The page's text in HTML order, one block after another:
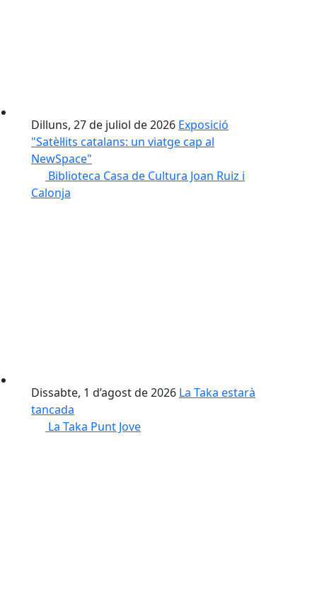
Dilluns, 27 de juliol de 2026 Exposició
"Satèl·lits catalans: un viatge cap al
NewSpace"
Biblioteca Casa de Cultura Joan Ruiz i
Calonja
Dissabte, 1 d’agost de 2026 La Taka estarà
tancada
La Taka Punt Jove